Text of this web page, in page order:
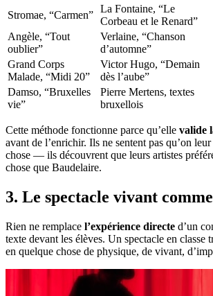
Stromae, “Carmen”
La Fontaine, “Le
Corbeau et le Renard”
Angèle, “Tout
oublier”
Verlaine, “Chanson
d’automne”
Grand Corps
Malade, “Midi 20”
Victor Hugo, “Demain
dès l’aube”
Damso, “Bruxelles
vie”
Pierre Mertens, textes
bruxellois
Cette méthode fonctionne parce qu’elle valide
avant de l’enrichir. Ils ne sentent pas qu’on
chose — ils découvrent que leurs artistes
chose que Baudelaire.
3. Le spectacle vivant
Rien ne remplace l’expérience directe d’un
texte devant les élèves. Un spectacle en classe
en quelque chose de physique, de vivant,